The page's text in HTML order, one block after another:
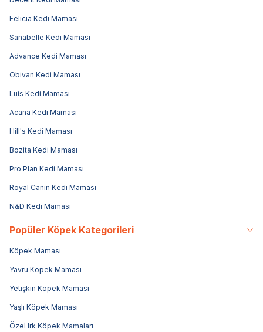
Felicia Kedi Maması
Sanabelle Kedi Maması
Advance Kedi Maması
Obivan Kedi Maması
Luis Kedi Maması
Acana Kedi Maması
Hill's Kedi Maması
Bozita Kedi Maması
Pro Plan Kedi Maması
Royal Canin Kedi Maması
N&D Kedi Maması
Popüler Köpek Kategorileri
Köpek Maması
Yavru Köpek Maması
Yetişkin Köpek Maması
Yaşlı Köpek Maması
Özel Irk Köpek Mamaları